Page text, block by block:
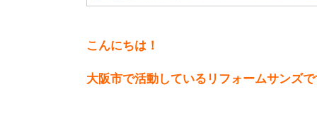
こんにちは！
大阪市で活動しているリフォームサンズ